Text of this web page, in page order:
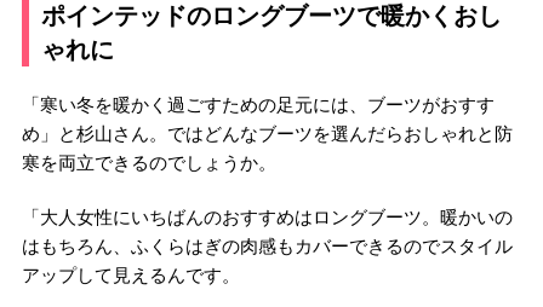
ポインテッドのロングブーツで暖かくおし
ゃれに
「寒い冬を暖かく過ごすための足元には、ブーツがおすす
め」と杉山さん。ではどんなブーツを選んだらおしゃれと防
寒を両立できるのでしょうか。
「大人女性にいちばんのおすすめはロングブーツ。暖かいの
はもちろん、ふくらはぎの肉感もカバーできるのでスタイル
アップして見えるんです。